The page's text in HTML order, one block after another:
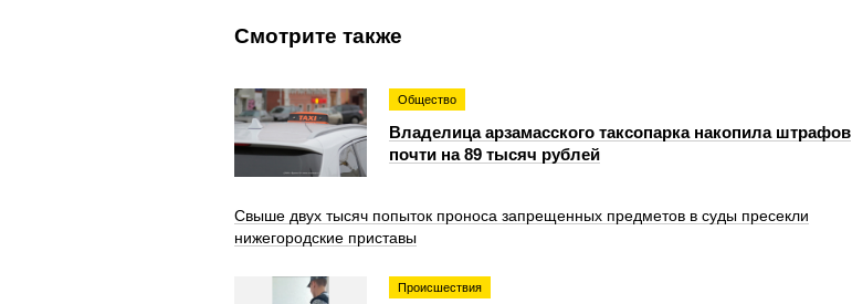
Смотрите также
Общество
Владелица арзамасского таксопарка накопила штрафов
почти на 89 тысяч рублей
Свыше двух тысяч попыток проноса запрещенных предметов в суды пресекли
нижегородские приставы
Происшествия